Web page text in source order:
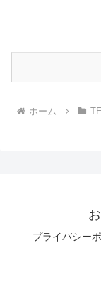
ホーム
プライバシー